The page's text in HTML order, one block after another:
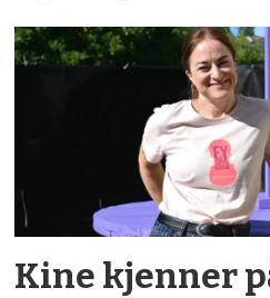
Kine kjenner